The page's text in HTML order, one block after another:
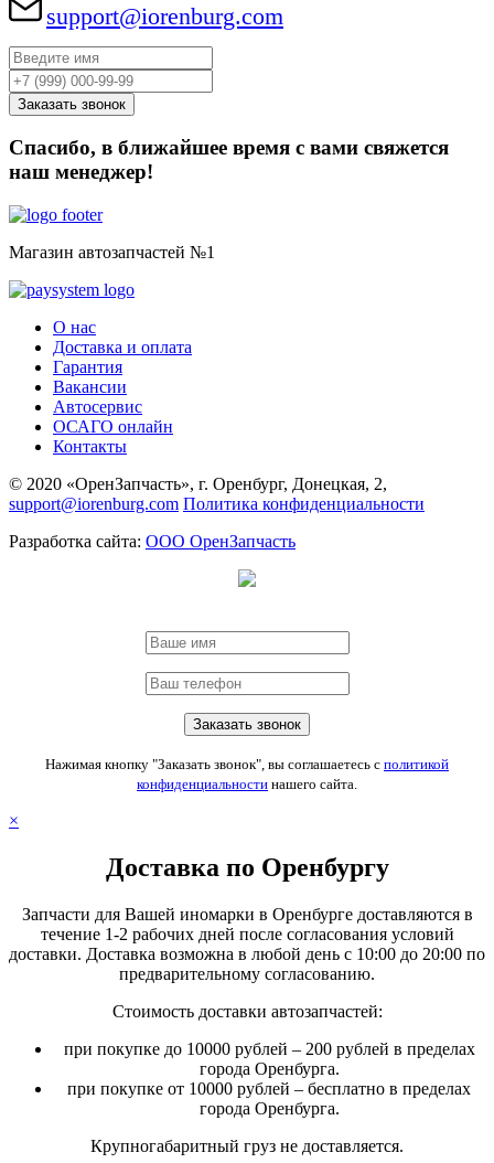
support@iorenburg.com
Спасибо, в ближайшее время с вами свяжется
наш менеджер!
Магазин автозапчастей №1
О нас
Доставка и оплата
Гарантия
Вакансии
Автосервис
ОСАГО онлайн
Контакты
© 2020 «ОренЗапчасть», г. Оренбург, Донецкая, 2,
support@iorenburg.com Политика конфиденциальности
Разработка сайта: ООО ОренЗапчасть
Нажимая кнопку "Заказать звонок", вы соглашаетесь с политикой
конфиденциальности нашего сайта.
×
Доставка по Оренбургу
Запчасти для Вашей иномарки в Оренбурге доставляются в
течение 1-2 рабочих дней после согласования условий
доставки. Доставка возможна в любой день с 10:00 до 20:00 по
предварительному согласованию.
Стоимость доставки автозапчастей:
при покупке до 10000 рублей – 200 рублей в пределах
города Оренбурга.
при покупке от 10000 рублей – бесплатно в пределах
города Оренбурга.
Крупногабаритный груз не доставляется.